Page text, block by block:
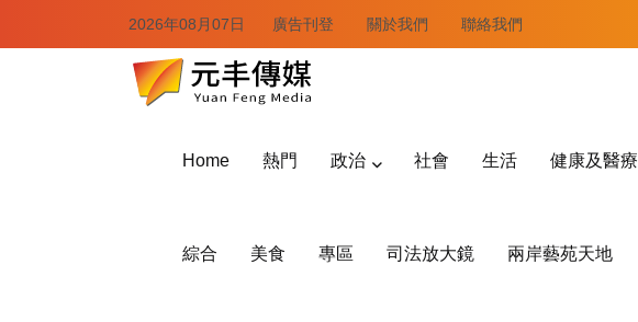
2026年08月07日 廣告刊登 關於我們 聯絡我們
Home 熱門 政治 社會 生活 健康及醫療
綜合 美食 專區 司法放大鏡 兩岸藝苑天地